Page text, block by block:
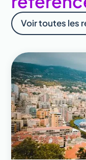
Voir toutes les